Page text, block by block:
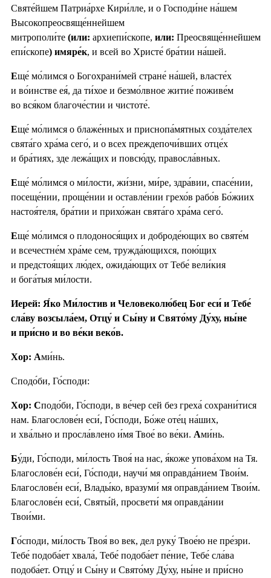
Святе́йшем Патриа́рхе Кири́лле, и о Господи́не на́шем
Высокопреосвяще́ннейшем
митрополи́те (или: архиепи́скопе, или: Преосвяще́ннейшем
епи́скопе) имяре́к, и всей во Христе́ бра́тии на́шей.
Еще́ мо́лимся о Богохрани́мей стране́ на́шей, власте́х
и во́инстве ея́, да ти́хое и безмо́лвное житие́ поживе́м
во вся́ком благоче́стии и чистоте́.
Еще́ мо́лимся о блаже́нных и приснопа́мятных созда́телех
свята́го хра́ма сего́, и о всех преждепочи́вших отце́х
и бра́тиях, зде лежа́щих и повсю́ду, правосла́вных.
Еще́ мо́лимся о ми́лости, жи́зни, ми́ре, здра́вии, спасе́нии,
посеще́нии, проще́нии и оставле́нии грехо́в рабо́в Бо́жиих
настоя́теля, бра́тии и прихо́жан свята́го хра́ма сего́.
Еще́ мо́лимся о плодонося́щих и доброде́ющих во святе́м
и всечестне́м хра́ме сем, тружда́ющихся, пою́щих
и предстоя́щих лю́дех, ожида́ющих от Тебе́ вели́кия
и бога́тыя ми́лости.
Иерей: Я́ко Ми́лостив и Человеколю́бец Бог еси́ и Тебе́
сла́ву возсыла́ем, Отцу́ и Сы́ну и Свято́му Ду́ху, ны́не
и при́сно и во ве́ки веко́в.
Хор: Ами́нь.
Сподо́би, Го́споди:
Хор: Сподо́би, Го́споди, в ве́чер сей без греха́ сохрани́тися
нам. Благослове́н еси́, Го́споди, Бо́же оте́ц на́ших,
и хва́льно и просла́влено и́мя Твое́ во ве́ки. Ами́нь.
Бу́ди, Го́споди, ми́лость Твоя́ на нас, я́коже упова́хом на Тя.
Благослове́н еси́, Го́споди, научи́ мя оправда́нием Твои́м.
Благослове́н еси́, Влады́ко, вразуми́ мя оправда́нием Твои́м.
Благослове́н еси́, Святы́й, просвети́ мя оправда́нии
Твои́ми.
Го́споди, ми́лость Твоя́ во век, дел руку́ Твое́ю не пре́зри.
Тебе́ подоба́ет хвала́, Тебе́ подоба́ет пе́ние, Тебе́ сла́ва
подоба́ет. Отцу́ и Сы́ну и Свято́му Ду́ху, ны́не и при́сно